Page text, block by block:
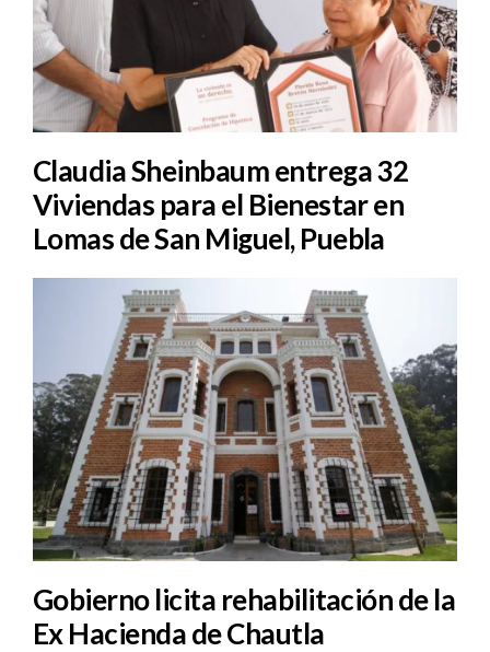
Claudia Sheinbaum entrega 32
Viviendas para el Bienestar en
Lomas de San Miguel, Puebla
Gobierno licita rehabilitación de la
Ex Hacienda de Chautla